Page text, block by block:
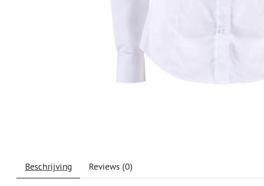
Beschrijving Reviews (0)